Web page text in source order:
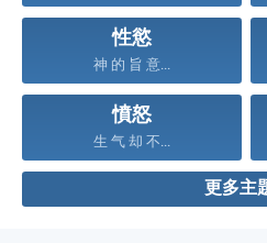
性慾
神 的 旨 意...
憤怒
生 气 却 不...
更多主